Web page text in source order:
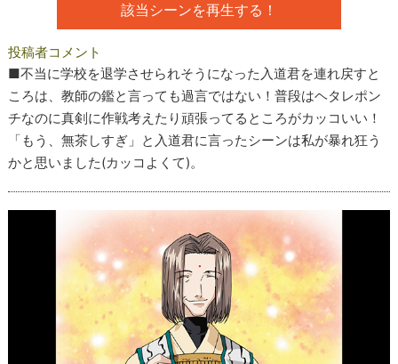
該当シーンを再生する！
投稿者コメント
■不当に学校を退学させられそうになった入道君を連れ戻すと
ころは、教師の鑑と言っても過言ではない！普段はヘタレポン
チなのに真剣に作戦考えたり頑張ってるところがカッコいい！
「もう、無茶しすぎ」と入道君に言ったシーンは私が暴れ狂う
かと思いました(カッコよくて)。